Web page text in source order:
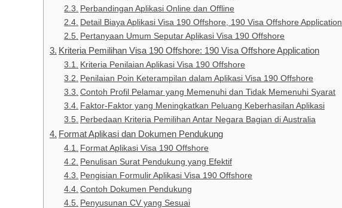
Perbandingan Aplikasi Online dan Offline
Detail Biaya Aplikasi Visa 190 Offshore, 190 Visa Offshore Application
Pertanyaan Umum Seputar Aplikasi Visa 190 Offshore
Kriteria Pemilihan Visa 190 Offshore: 190 Visa Offshore Application
Kriteria Penilaian Aplikasi Visa 190 Offshore
Penilaian Poin Keterampilan dalam Aplikasi Visa 190 Offshore
Contoh Profil Pelamar yang Memenuhi dan Tidak Memenuhi Syarat
Faktor-Faktor yang Meningkatkan Peluang Keberhasilan Aplikasi
Perbedaan Kriteria Pemilihan Antar Negara Bagian di Australia
Format Aplikasi dan Dokumen Pendukung
Format Aplikasi Visa 190 Offshore
Penulisan Surat Pendukung yang Efektif
Pengisian Formulir Aplikasi Visa 190 Offshore
Contoh Dokumen Pendukung
Penyusunan CV yang Sesuai